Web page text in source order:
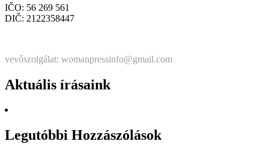
IČO: 56 269 561
DIČ: 2122358447
vevőszolgálat: womanpressinfo@gmail.com
Aktuális írásaink
Legutóbbi Hozzászólások